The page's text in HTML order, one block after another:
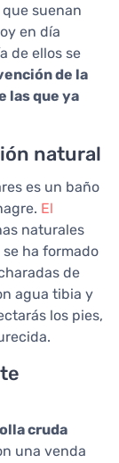
suenan
en día
de ellos se
de la
las que ya
natural
es un baño
El
naturales
ha formado
de
agua tibia y
los pies,
cruda
una venda